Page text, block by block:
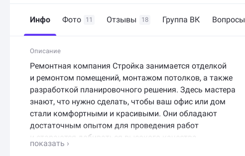
Инфо Фото 11 Отзывы 18 Группа ВК Вопросы
Описание
Ремонтная компания Стройка занимается отделкой
и ремонтом помещений, монтажом потолков, а также
разработкой планировочного решения. Здесь мастера
знают, что нужно сделать, чтобы ваш офис или дом
стали комфортными и красивыми. Они обладают
достаточным опытом для проведения работ
и стараются добиваться высокого качества
предлагаемых услуг и долговечности результатов. Все